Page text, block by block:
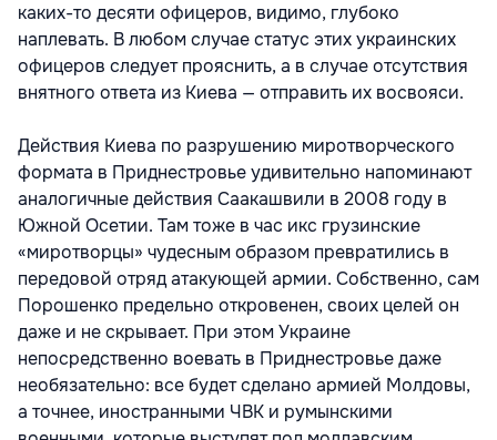
каких-то десяти офицеров, видимо, глубоко
наплевать. В любом случае статус этих украинских
офицеров следует прояснить, а в случае отсутствия
внятного ответа из Киева — отправить их восвояси.
Действия Киева по разрушению миротворческого
формата в Приднестровье удивительно напоминают
аналогичные действия Саакашвили в 2008 году в
Южной Осетии. Там тоже в час икс грузинские
«миротворцы» чудесным образом превратились в
передовой отряд атакующей армии. Собственно, сам
Порошенко предельно откровенен, своих целей он
даже и не скрывает. При этом Украине
непосредственно воевать в Приднестровье даже
необязательно: все будет сделано армией Молдовы,
а точнее, иностранными ЧВК и румынскими